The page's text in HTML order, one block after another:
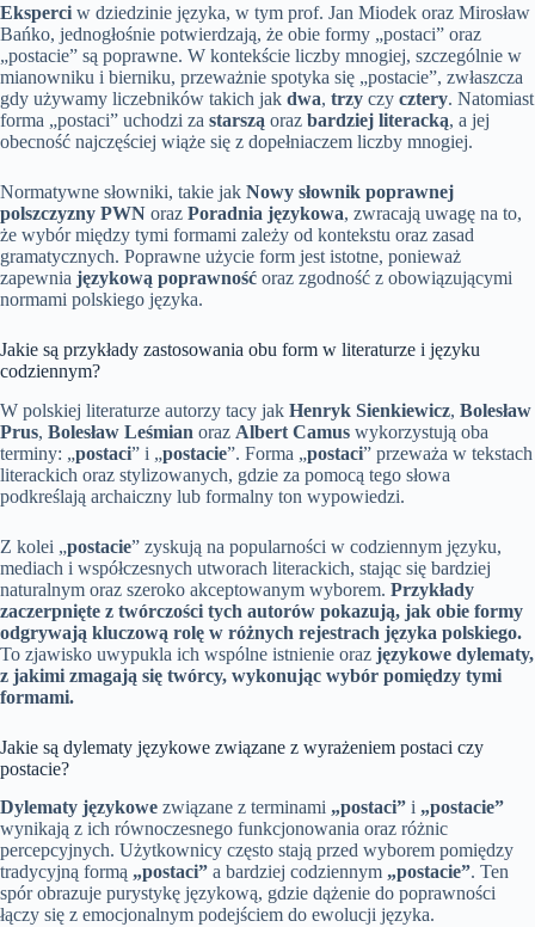
Eksperci w dziedzinie języka, w tym prof. Jan Miodek oraz Mirosław
Bańko, jednogłośnie potwierdzają, że obie formy „postaci” oraz
„postacie” są poprawne. W kontekście liczby mnogiej, szczególnie w
mianowniku i bierniku, przeważnie spotyka się „postacie”, zwłaszcza
gdy używamy liczebników takich jak dwa, trzy czy cztery. Natomiast
forma „postaci” uchodzi za starszą oraz bardziej literacką, a jej
obecność najczęściej wiąże się z dopełniaczem liczby mnogiej.
Normatywne słowniki, takie jak Nowy słownik poprawnej
polszczyzny PWN oraz Poradnia językowa, zwracają uwagę na to,
że wybór między tymi formami zależy od kontekstu oraz zasad
gramatycznych. Poprawne użycie form jest istotne, ponieważ
zapewnia językową poprawność oraz zgodność z obowiązującymi
normami polskiego języka.
Jakie są przykłady zastosowania obu form w literaturze i języku
codziennym?
W polskiej literaturze autorzy tacy jak Henryk Sienkiewicz, Bolesław
Prus, Bolesław Leśmian oraz Albert Camus wykorzystują oba
terminy: „postaci” i „postacie”. Forma „postaci” przeważa w tekstach
literackich oraz stylizowanych, gdzie za pomocą tego słowa
podkreślają archaiczny lub formalny ton wypowiedzi.
Z kolei „postacie” zyskują na popularności w codziennym języku,
mediach i współczesnych utworach literackich, stając się bardziej
naturalnym oraz szeroko akceptowanym wyborem. Przykłady
zaczerpnięte z twórczości tych autorów pokazują, jak obie formy
odgrywają kluczową rolę w różnych rejestrach języka polskiego.
To zjawisko uwypukla ich wspólne istnienie oraz językowe dylematy,
z jakimi zmagają się twórcy, wykonując wybór pomiędzy tymi
formami.
Jakie są dylematy językowe związane z wyrażeniem postaci czy
postacie?
Dylematy językowe związane z terminami „postaci” i „postacie”
wynikają z ich równoczesnego funkcjonowania oraz różnic
percepcyjnych. Użytkownicy często stają przed wyborem pomiędzy
tradycyjną formą „postaci” a bardziej codziennym „postacie”. Ten
spór obrazuje purystykę językową, gdzie dążenie do poprawności
łączy się z emocjonalnym podejściem do ewolucji języka.